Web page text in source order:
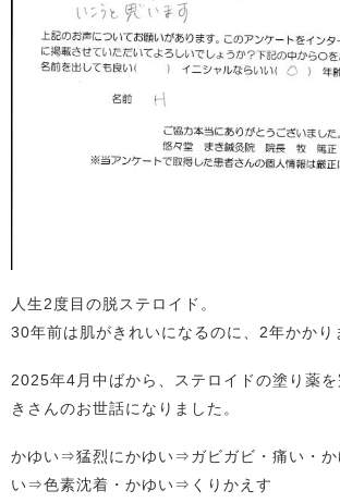
人生2度目の脱ステロイド。
30年前は肌がきれいになるのに、2年かかり
2025年4月中ばから、ステロイドの塗り薬を
きさんのお世話になりました。
かゆい⇒猛烈にかゆい⇒ガビガビ・痛い・
い⇒色素沈着・かゆい⇒くりかえす